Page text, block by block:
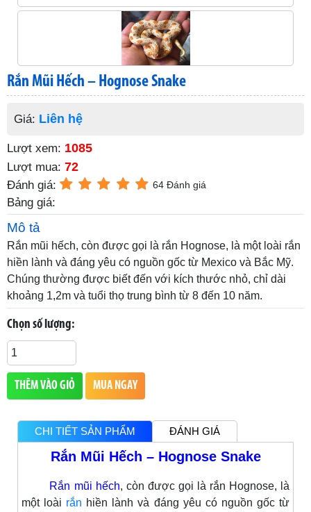
Rắn Mũi Hếch – Hognose Snake
Giá: Liên hệ
Lượt xem: 1085
Lượt mua: 72
Đánh giá: 64 Đánh giá
Bảng giá:
Mô tả
Rắn mũi hếch, còn được gọi là rắn Hognose, là một loài rắn
hiền lành và đáng yêu có nguồn gốc từ Mexico và Bắc Mỹ.
Chúng thường được biết đến với kích thước nhỏ, chỉ dài
khoảng 1,2m và tuổi thọ trung bình từ 8 đến 10 năm.
Chọn số lượng:
THÊM VÀO GIỎ MUA NGAY
CHI TIẾT SẢN PHẨM ĐÁNH GIÁ
Rắn Mũi Hếch – Hognose Snake
Rắn mũi hếch, còn được gọi là rắn Hognose, là
một loài rắn hiền lành và đáng yêu có nguồn gốc từ